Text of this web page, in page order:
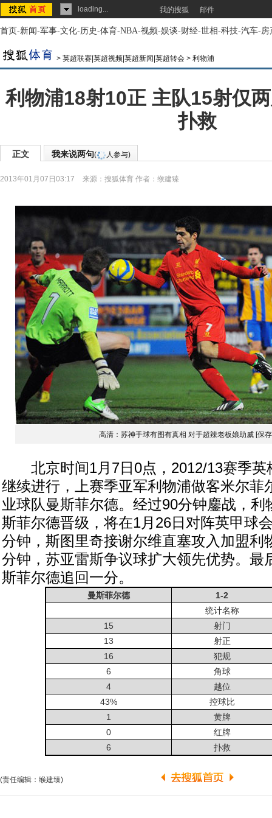
loading... 我的搜狐 邮件
首页-新闻-军事-文化-历史-体育-NBA-视频-娱谈-财经-世相-科技-汽车-房
> 英超联赛|英超视频|英超新闻|英超转会 > 利物浦
利物浦18射10正 主队15射仅
扑救
正文 我来说两句( 人参与)
2013年01月07日03:17 来源： 搜狐体育 作者：缑建臻
高清：苏神手球有图有真相 对手超辣老板娘助威 [保
北京时间1月7日0点，2012/13赛季英
继续进行，上赛季亚军利物浦做客米尔菲
业球队曼斯菲尔德。经过90分钟鏖战，利
斯菲尔德晋级，将在1月26日对阵英甲球
分钟，斯图里奇接谢尔维直塞攻入加盟利
分钟，苏亚雷斯争议球扩大领先优势。最
斯菲尔德追回一分。
曼斯菲尔德
1-2
统计名称
15
射门
13
射正
16
犯规
6
角球
4
越位
43%
控球比
1
黄牌
0
红牌
6
扑救
(责任编辑：缑建臻)